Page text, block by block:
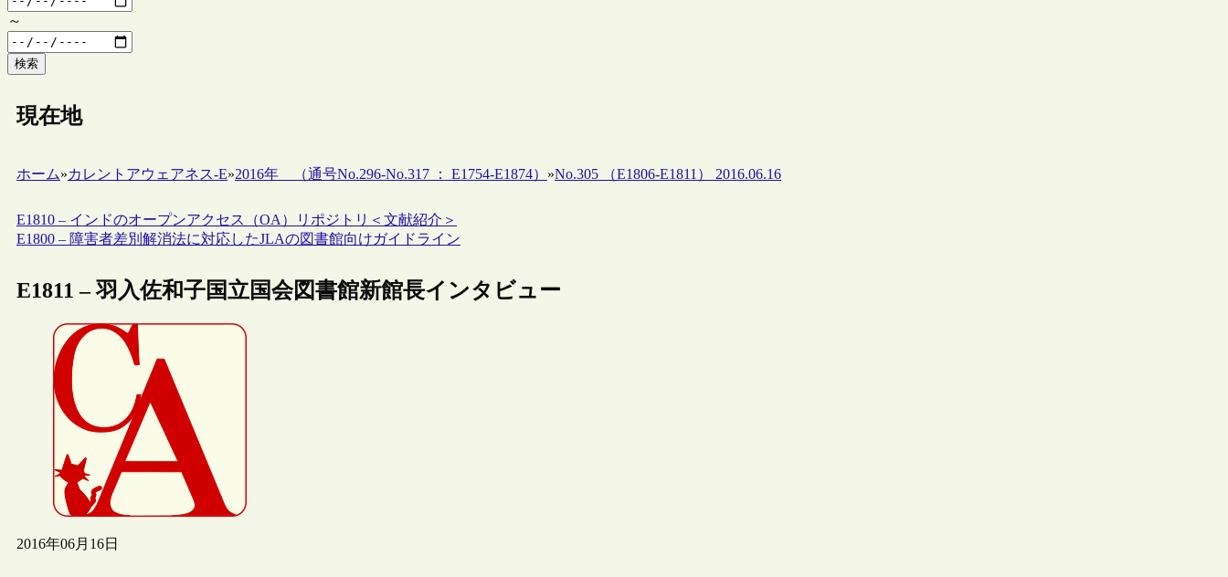
～
検索
現在地
ホーム»カレントアウェアネス-E»2016年 （通号No.296-No.317 ： E1754-E1874） »No.305 （E1806-E1811） 2016.06.16
E1810 – インドのオープンアクセス（OA）リポジトリ＜文献紹介＞
E1800 – 障害者差別解消法に対応したJLAの図書館向けガイドライン
E1811 – 羽入佐和子国立国会図書館新館長インタビュー
2016年06月16日